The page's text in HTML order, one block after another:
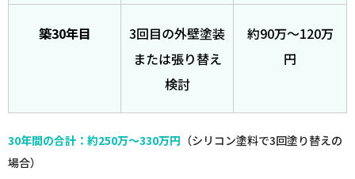
築30年目
3回目の外壁塗装
または張り替え
検討
約90万〜120万
円
30年間の合計：約250万〜330万円 （シリコン塗料で3回塗り替えの
場合）